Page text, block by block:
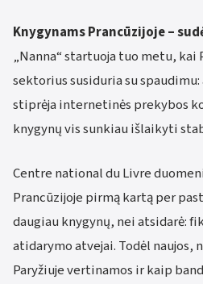
Knygynams Prancūzijoje –
„Nanna“ startuoja tuo metu, kai
sektorius susiduria su
stiprėja internetinės prekybos
knygynų vis sunkiau išlaikyti
Centre national du Livre
Prancūzijoje pirmą kartą per
daugiau knygynų, nei atsidarė:
atidarymo atvejai. Todėl naujos,
Paryžiuje vertinamos ir kaip